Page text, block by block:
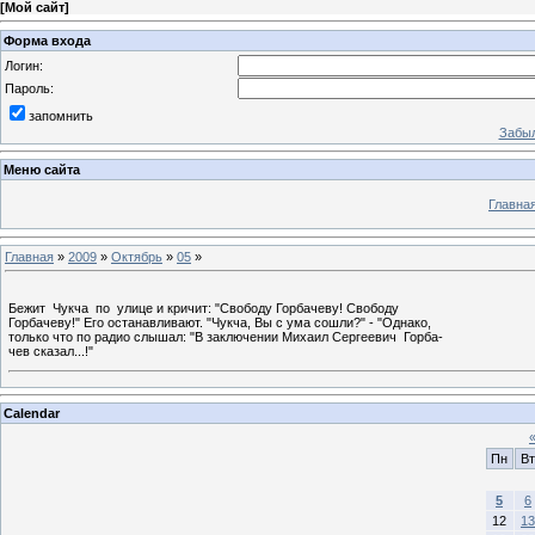
[Мой сайт]
Форма входа
Логин:
Пароль:
запомнить
Меню сайта
Главная » 2009 » Октябрь » 05 »
Бежит Чукча по улице и кричит: "Свободу Горбачеву! Свободу
Горбачеву!" Его останавливают. "Чукча, Вы с ума сошли?" - "Однако,
только что по радио слышал: "В заключении Михаил Сергеевич Горба-
чев сказал...!"
Calendar
«
Пн
Вт
5
6
12
13